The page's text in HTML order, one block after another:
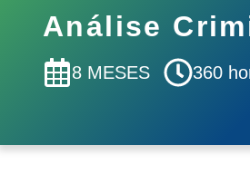
Análise
8 MESES 360